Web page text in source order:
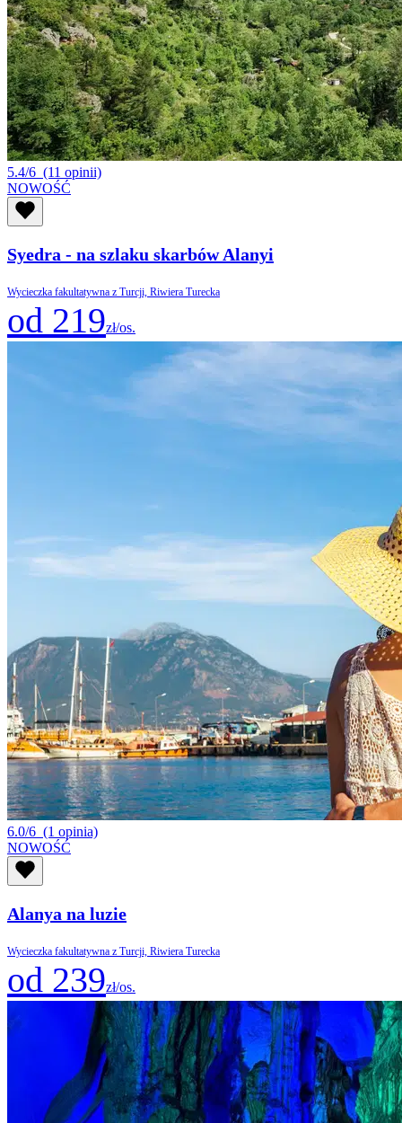
5.4/6 (11 opinii)
NOWOŚĆ
Syedra - na szlaku skarbów Alanyi
Wycieczka fakultatywna z Turcji, Riwiera Turecka
od 219zł/os.
6.0/6 (1 opinia)
NOWOŚĆ
Alanya na luzie
Wycieczka fakultatywna z Turcji, Riwiera Turecka
od 239zł/os.